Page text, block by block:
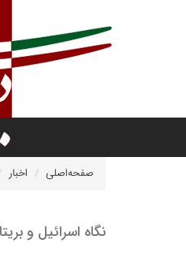
صفحه‌اصلی اخبار
نگاه اسرائیل و